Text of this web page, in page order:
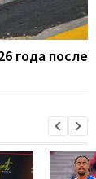
года после